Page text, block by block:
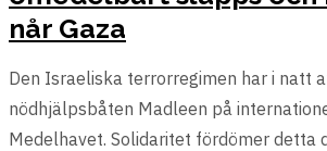
når Gaza
Den Israeliska terrorregimen har i natt
nödhjälpsbåten Madleen på
Medelhavet. Solidaritet fördömer detta